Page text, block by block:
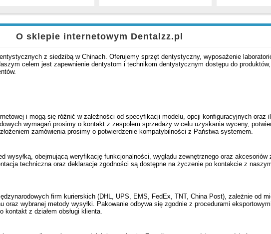
O sklepie internetowym Dentalzz.pl
z siedzibą w Chinach. Oferujemy sprzęt dentystyczny, wyposażenie
celem jest zapewnienie dentystom i technikom dentystycznym dostępu do
i mogą się różnić w zależności od specyfikacji modelu, opcji konfiguracyjnych oraz
wymagań prosimy o kontakt z zespołem sprzedaży w celu uzyskania wyceny,
zamówienia prosimy o potwierdzenie kompatybilności z Państwa systemem.
wysyłką, obejmującą weryfikację funkcjonalności, wyglądu zewnętrznego oraz akcesoriów
techniczna oraz deklaracje zgodności są dostępne na życzenie po kontakcie z naszym
firm kurierskich (DHL, UPS, EMS, FedEx, TNT, China Post), zależnie od
oraz wybranej metody wysyłki. Pakowanie odbywa się zgodnie z procedurami
kontakt z działem obsługi klienta.